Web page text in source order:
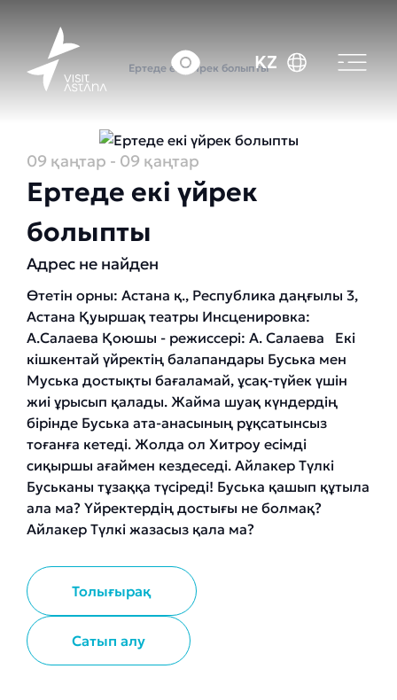
KZ
Оқиғалар күнтізбесі
Ертеде екі үйрек болыпты
09 қаңтар - 09 қаңтар
Ертеде екі үйрек
болыпты
Адрес не найден
Өтетін орны: Астана қ., Республика даңғылы 3,
Астана Қуыршақ театры Инсценировка:
А.Салаева Қоюшы - режиссері: А. Салаева Екі
кішкентай үйректің балапандары Буська мен
Муська достықты бағаламай, ұсақ-түйек үшін
жиі ұрысып қалады. Жайма шуақ күндердің
бірінде Буська ата-анасының рұқсатынсыз
тоғанға кетеді. Жолда ол Хитроу есімді
сиқыршы ағаймен кездеседі. Айлакер Түлкі
Буськаны тұзаққа түсіреді! Буська қашып құтыла
ала ма? Үйректердің достығы не болмақ?
Айлакер Түлкі жазасыз қала ма?
Толығырақ
Сатып алу